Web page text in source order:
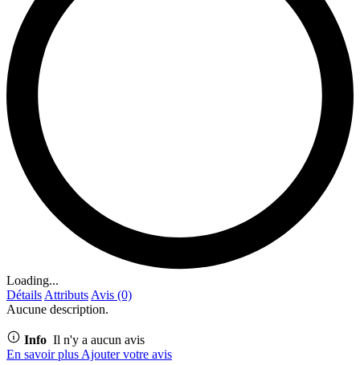
Loading...
Détails Attributs Avis (0)
Aucune description.
Info Il n'y a aucun avis
En savoir plus Ajouter votre avis